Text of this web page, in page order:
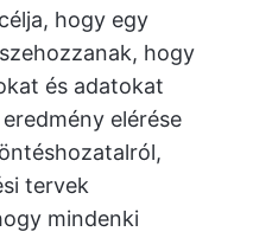
hogy egy
hogy
és adatokat
elérése
tervek
mindenki